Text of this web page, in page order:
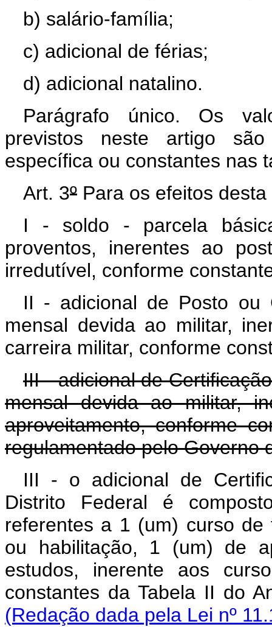
b) salário-família;
c) adicional de férias;
d) adicional natalino.
Parágrafo único. Os
previstos neste artigo
específica ou constantes nas
Art. 3º Para os efeitos
I - soldo - parcela
proventos, inerentes ao
irredutível, conforme
II - adicional de Posto ou
mensal devida ao militar,
carreira militar, conforme
III - adicional de
mensal devida ao militar,
aproveitamento, conforme
regulamentado pelo Governo
III - o adicional de
Distrito Federal é
referentes a 1 (um) curso
ou habilitação, 1 (um) de
estudos, inerente aos
constantes da
(Redação dada pela Lei nº